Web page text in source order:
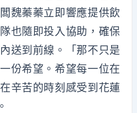
魏蓁蓁立即響應提供飲
也隨即投入協助，確保
送到前線。「那不只是
份希望。希望每一位在
辛苦的時刻感受到花蓮